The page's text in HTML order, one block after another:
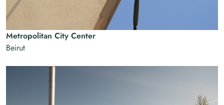
Metropolitan City Center
Beirut